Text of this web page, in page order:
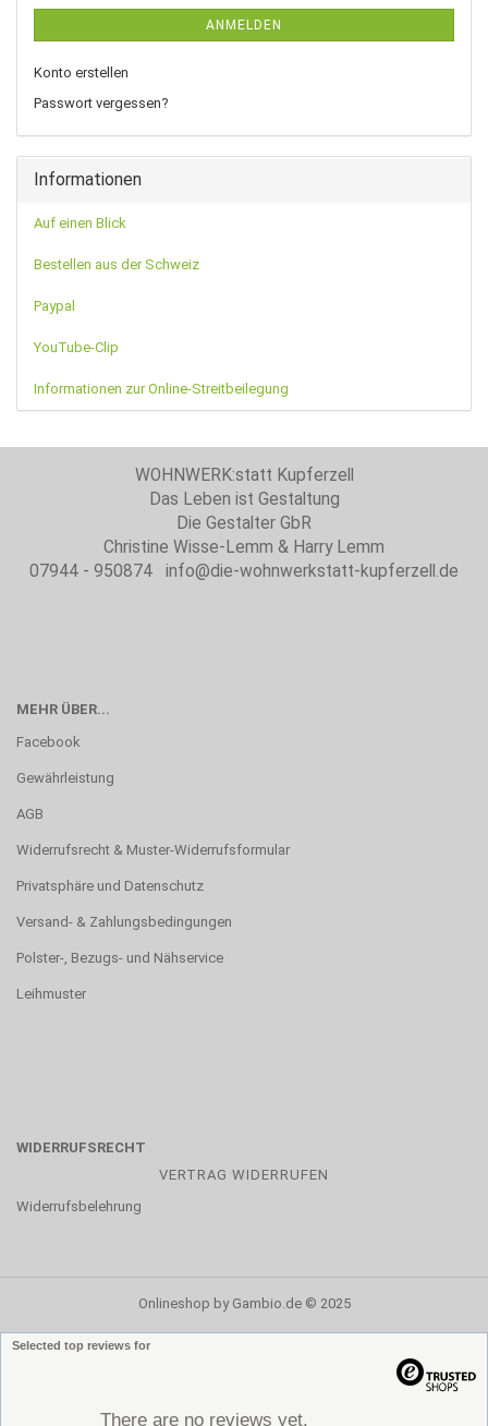
ANMELDEN
Konto erstellen
Passwort vergessen?
Informationen
Auf einen Blick
Bestellen aus der Schweiz
Paypal
YouTube-Clip
Informationen zur Online-Streitbeilegung
WOHNWERK:statt Kupferzell
Das Leben ist Gestaltung
Die Gestalter GbR
Christine Wisse-Lemm & Harry Lemm
07944 - 950874 info@die-wohnwerkstatt-kupferzell.de
MEHR ÜBER...
Facebook
Gewährleistung
AGB
Widerrufsrecht & Muster-Widerrufsformular
Privatsphäre und Datenschutz
Versand- & Zahlungsbedingungen
Polster-, Bezugs- und Nähservice
Leihmuster
WIDERRUFSRECHT
VERTRAG WIDERRUFEN
Widerrufsbelehrung
Onlineshop by Gambio.de © 2025
Selected top reviews for
There are no reviews yet.